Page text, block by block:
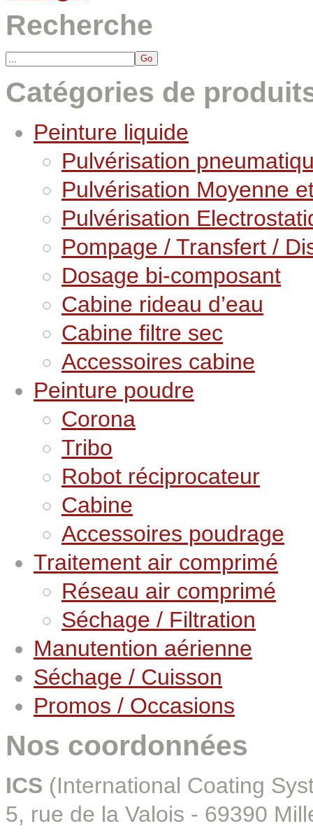
Recherche
Catégories de
Peinture liquide
Pulvérisation
Pulvérisation Moyenne
Pulvérisation
Pompage / Transfert /
Dosage bi-composant
Cabine rideau d’eau
Cabine filtre sec
Accessoires cabine
Peinture poudre
Corona
Tribo
Robot réciprocateur
Cabine
Accessoires poudrage
Traitement air comprimé
Réseau air comprimé
Séchage / Filtration
Manutention aérienne
Séchage / Cuisson
Promos / Occasions
Nos coordonnées
ICS (International Coating
5, rue de la Valois - 69390